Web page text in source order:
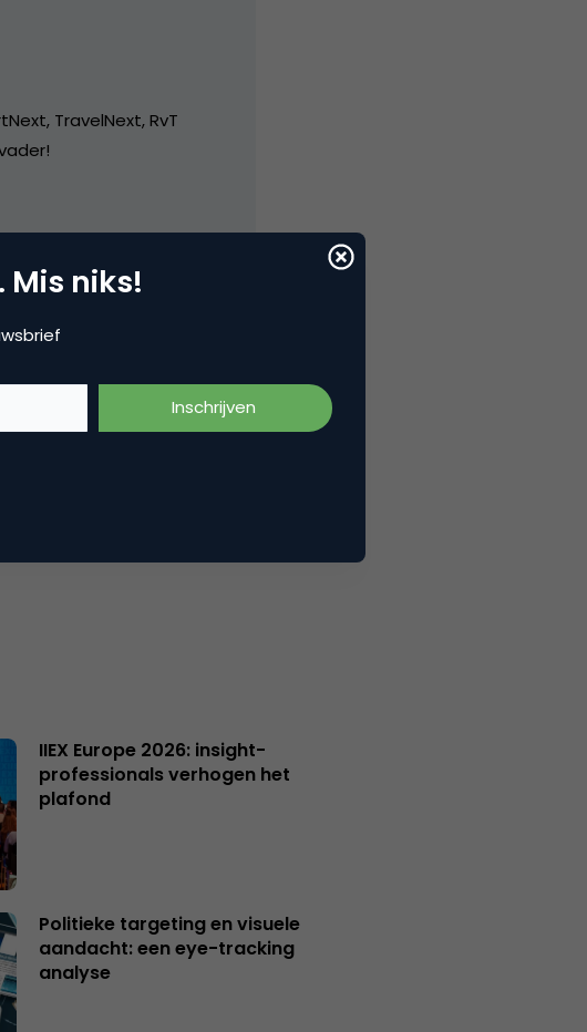
TravelNext, RvT
IIEX Europe 2026: insight-
professionals verhogen het
plafond
Politieke targeting en visuele
aandacht: een eye-tracking
analyse
niks!